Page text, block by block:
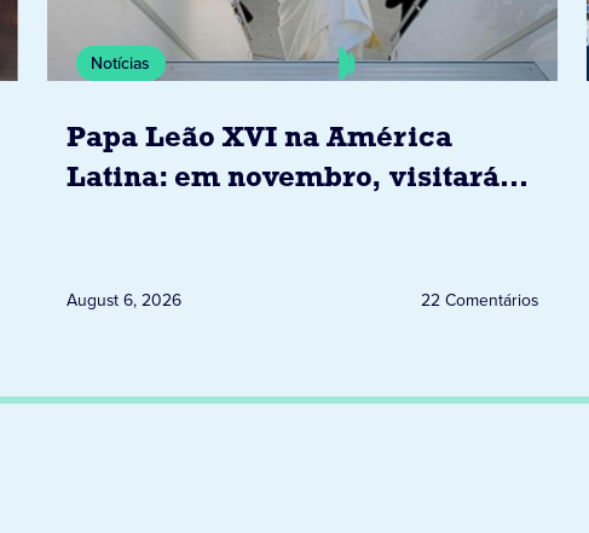
Notícias
Papa Leão XVI na América
Latina: em novembro, visitará
August 6, 2026 22 Comentários